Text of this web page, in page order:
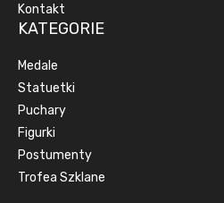
Kontakt
KATEGORIE
Medale
Statuetki
Puchary
Figurki
Postumenty
Trofea Szklane